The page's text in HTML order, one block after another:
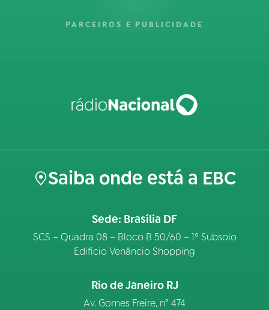
PARCEIROS E PUBLICIDADE
Saiba onde está a EBC
Sede: Brasília DF
SCS – Quadra 08 – Bloco B 50/60 – 1º Subsolo
Edifício Venâncio Shopping
Rio de Janeiro RJ
Av. Gomes Freire, n° 474